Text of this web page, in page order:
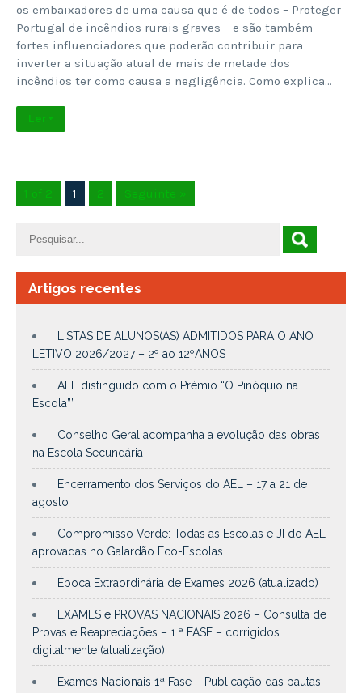
os embaixadores de uma causa que é de todos – Proteger
Portugal de incêndios rurais graves – e são também
fortes influenciadores que poderão contribuir para
inverter a situação atual de mais de metade dos
incêndios ter como causa a negligência. Como explica…
Ler +
1 of 2 1 2 Seguinte »
Artigos recentes
LISTAS DE ALUNOS(AS) ADMITIDOS PARA O ANO
LETIVO 2026/2027 – 2º ao 12ºANOS
AEL distinguido com o Prémio “O Pinóquio na
Escola””
Conselho Geral acompanha a evolução das obras
na Escola Secundária
Encerramento dos Serviços do AEL – 17 a 21 de
agosto
Compromisso Verde: Todas as Escolas e JI do AEL
aprovadas no Galardão Eco-Escolas
Época Extraordinária de Exames 2026 (atualizado)
EXAMES e PROVAS NACIONAIS 2026 – Consulta de
Provas e Reapreciações – 1.ª FASE – corrigidos
digitalmente (atualização)
Exames Nacionais 1ª Fase – Publicação das pautas